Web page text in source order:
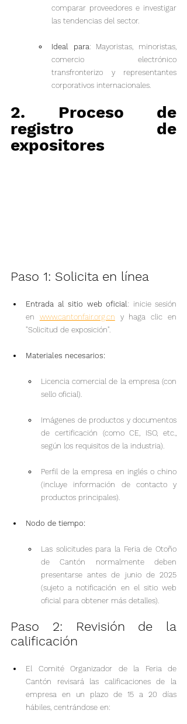
comparar proveedores e investigar
las tendencias del sector.
Ideal para: Mayoristas, minoristas,
comercio electrónico
transfronterizo y representantes
corporativos internacionales.
2. Proceso de
registro de
expositores
Paso 1: Solicita en línea
Entrada al sitio web oficial: inicie sesión
en www.cantonfair.org.cn y haga clic en
"Solicitud de exposición".
Materiales necesarios:
Licencia comercial de la empresa (con
sello oficial).
Imágenes de productos y documentos
de certificación (como CE, ISO, etc.,
según los requisitos de la industria).
Perfil de la empresa en inglés o chino
(incluye información de contacto y
productos principales).
Nodo de tiempo:
Las solicitudes para la Feria de Otoño
de Cantón normalmente deben
presentarse antes de junio de 2025
(sujeto a notificación en el sitio web
oficial para obtener más detalles).
Paso 2: Revisión de la
calificación
El Comité Organizador de la Feria de
Cantón revisará las calificaciones de la
empresa en un plazo de 15 a 20 días
hábiles, centrándose en: